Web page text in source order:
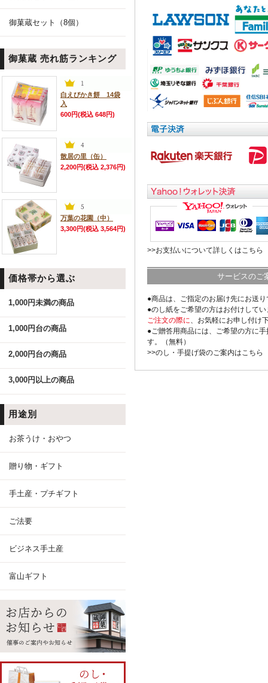
御菓蔵セット（8個）
御菓蔵 売れ筋ランキング
白えびかき餅 14袋
入
600円(税込 648円)
散居の里（缶）
2,200円(税込 2,376円)
万葉の花園（中）
3,300円(税込 3,564円)
価格帯から選ぶ
1,000円未満の商品
1,000円台の商品
2,000円台の商品
3,000円以上の商品
用途別
お茶うけ・おやつ
贈り物・ギフト
手土産・プチギフト
ご法要
ビジネス手土産
富山ギフト
>>お支払いについて詳しくはこちら
サービスのご
●商品は、ご指定のお届け先にお送
●のし紙をご希望の方はお付けして
ご注文の際に、お気軽にお申し付け
●ご贈答用商品には、ご希望の方に
す。（無料）
>>のし・手提げ袋のご案内はこちら